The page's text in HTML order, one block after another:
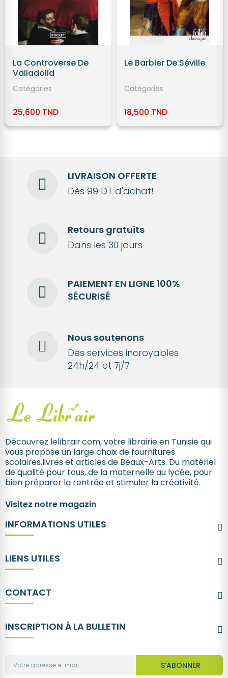
La Controverse De
Valladolid
Catégories
25,600 TND
Le Barbier De Séville
Catégories
18,500 TND
LIVRAISON OFFERTE
Dès 99 DT d'achat!
Retours gratuits
Dans les 30 jours
PAIEMENT EN LIGNE 100%
SÉCURISÉ
Nous soutenons
Des services incroyables
24h/24 et 7j/7
Découvrez lelibrair.com, votre librairie en Tunisie qui
vous propose un large choix de fournitures
scolaires,livres et articles de Beaux-Arts. Du matériel
de qualité pour tous, de la maternelle au lycée, pour
bien préparer la rentrée et stimuler la créativité.
Visitez notre magazin
INFORMATIONS UTILES
LIENS UTILES
CONTACT
INSCRIPTION À LA BULLETIN
S’ABONNER